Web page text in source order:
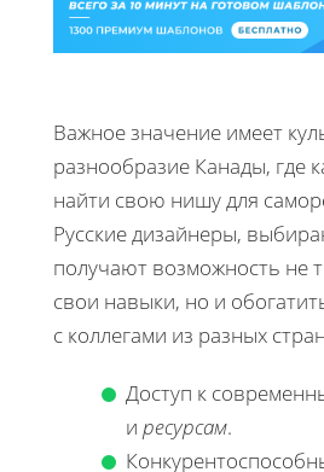
Важное значение имеет
разнообразие Канады, где
найти свою нишу для
Русские дизайнеры,
получают возможность не
свои навыки, но и
с коллегами из разных
Доступ к
и ресурсам.